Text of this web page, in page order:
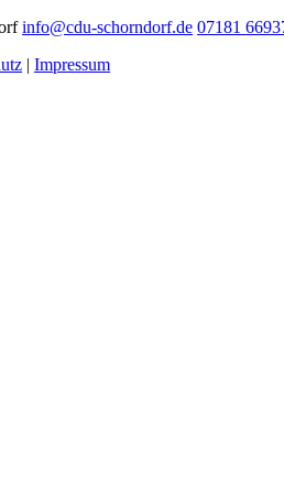
info@cdu-schorndorf.de 07181
| Impressum